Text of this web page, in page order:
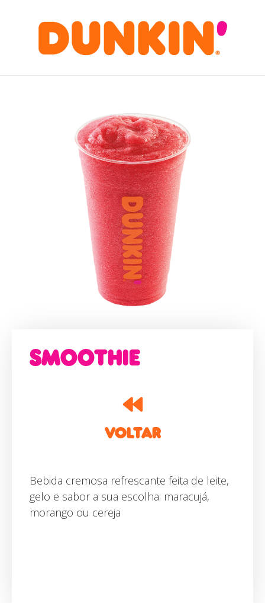
SMOOTHIE
VOLTAR
Bebida cremosa refrescante feita de leite,
gelo e sabor a sua escolha: maracujá,
morango ou cereja